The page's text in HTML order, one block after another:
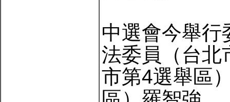
中選會今舉行
法委員（台北
市第4選舉區